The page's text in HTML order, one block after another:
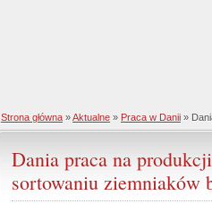
Strona główna »Aktualne » Praca w Danii »
Dania praca na
sortowaniu ziemniaków